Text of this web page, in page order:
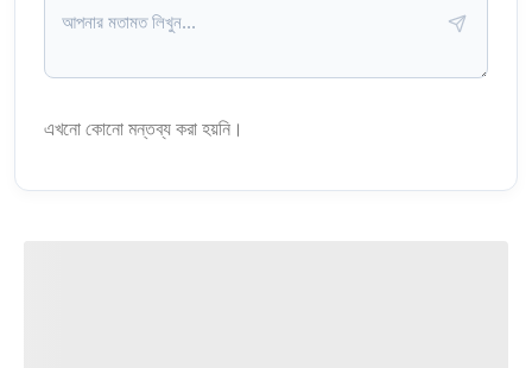
এখনো কোনো মন্তব্য করা হয়নি।